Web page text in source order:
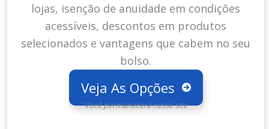
lojas, isenção de anuidade em condições
acessíveis, descontos em produtos
selecionados e vantagens que cabem no seu
bolso.
Veja As Opções
Você permanecerá nesse site